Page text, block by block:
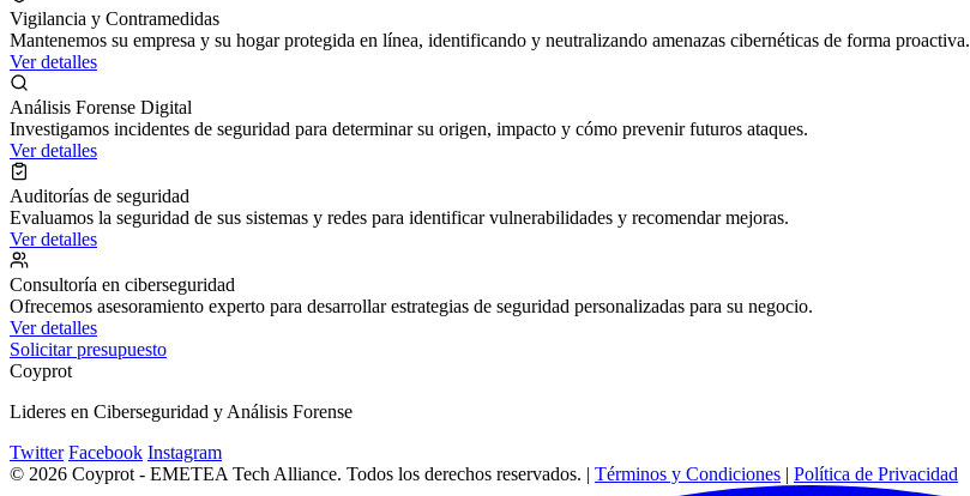
Vigilancia y Contramedidas
Mantenemos su empresa y su hogar protegida en línea, identificando y neutralizando amenazas cibernéticas de forma proactiva.
Ver detalles
Análisis Forense Digital
Investigamos incidentes de seguridad para determinar su origen, impacto y cómo prevenir futuros ataques.
Ver detalles
Auditorías de seguridad
Evaluamos la seguridad de sus sistemas y redes para identificar vulnerabilidades y recomendar mejoras.
Ver detalles
Consultoría en ciberseguridad
Ofrecemos asesoramiento experto para desarrollar estrategias de seguridad personalizadas para su negocio.
Ver detalles
Solicitar presupuesto
Coyprot
Lideres en Ciberseguridad y Análisis Forense
Twitter Facebook Instagram
© 2026 Coyprot - EMETEA Tech Alliance. Todos los derechos reservados. | Términos y Condiciones | Política de Privacidad